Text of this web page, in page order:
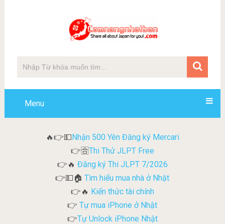
Menu
🔥👉💵Nhận 500 Yên Đăng ký Mercari
👉🈴Thi Thử JLPT Free
👉🔥 Đăng ký Thi JLPT 7/2026
👉💵🏠Tìm hiểu mua nhà ở Nhật
👉🔥 Kiến thức tài chính
👉 Tự mua iPhone ở Nhật
👉Tự Unlock iPhone Nhật